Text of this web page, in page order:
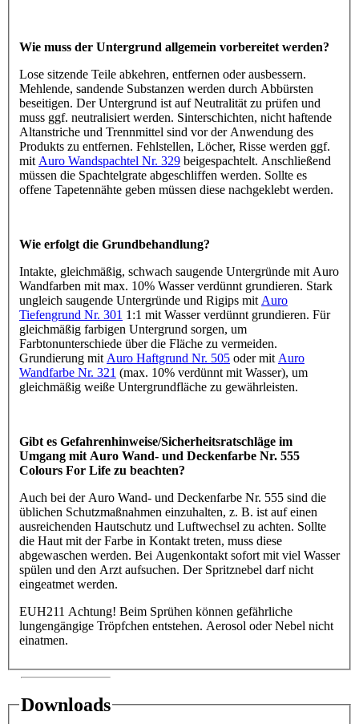
Wie muss der Untergrund allgemein vorbereitet werden?
Lose sitzende Teile abkehren, entfernen oder ausbessern.
Mehlende, sandende Substanzen werden durch Abbürsten
beseitigen. Der Untergrund ist auf Neutralität zu prüfen und
muss ggf. neutralisiert werden. Sinterschichten, nicht haftende
Altanstriche und Trennmittel sind vor der Anwendung des
Produkts zu entfernen. Fehlstellen, Löcher, Risse werden ggf.
mit Auro Wandspachtel Nr. 329 beigespachtelt. Anschließend
müssen die Spachtelgrate abgeschliffen werden. Sollte es
offene Tapetennähte geben müssen diese nachgeklebt werden.
Wie erfolgt die Grundbehandlung?
Intakte, gleichmäßig, schwach saugende Untergründe mit Auro
Wandfarben mit max. 10% Wasser verdünnt grundieren. Stark
ungleich saugende Untergründe und Rigips mit Auro
Tiefengrund Nr. 301 1:1 mit Wasser verdünnt grundieren. Für
gleichmäßig farbigen Untergrund sorgen, um
Farbtonunterschiede über die Fläche zu vermeiden.
Grundierung mit Auro Haftgrund Nr. 505 oder mit Auro
Wandfarbe Nr. 321 (max. 10% verdünnt mit Wasser), um
gleichmäßig weiße Untergrundfläche zu gewährleisten.
Gibt es Gefahrenhinweise/Sicherheitsratschläge im
Umgang mit Auro Wand- und Deckenfarbe Nr. 555
Colours For Life zu beachten?
Auch bei der Auro Wand- und Deckenfarbe Nr. 555 sind die
üblichen Schutzmaßnahmen einzuhalten, z. B. ist auf einen
ausreichenden Hautschutz und Luftwechsel zu achten. Sollte
die Haut mit der Farbe in Kontakt treten, muss diese
abgewaschen werden. Bei Augenkontakt sofort mit viel Wasser
spülen und den Arzt aufsuchen. Der Spritznebel darf nicht
eingeatmet werden.
EUH211 Achtung! Beim Sprühen können gefährliche
lungengängige Tröpfchen entstehen. Aerosol oder Nebel nicht
einatmen.
Downloads